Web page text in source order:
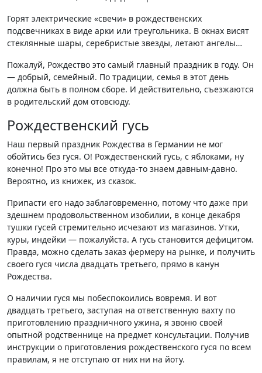
Горят электрические «свечи» в рождественских
подсвечниках в виде арки или треугольника. В окнах висят
стеклянные шары, серебристые звезды, летают ангелы…
Пожалуй, Рождество это самый главный праздник в году. Он
— добрый, семейный. По традиции, семья в этот день
должна быть в полном сборе. И действительно, съезжаются
в родительский дом отовсюду.
Рождественский гусь
Наш первый праздник Рождества в Германии не мог
обойтись без гуся. О! Рождественский гусь, с яблоками, ну
конечно! Про это мы все откуда-то знаем давным-давно.
Вероятно, из книжек, из сказок.
Припасти его надо заблаговременно, потому что даже при
здешнем продовольственном изобилии, в конце декабря
тушки гусей стремительно исчезают из магазинов. Утки,
куры, индейки — пожалуйста. А гусь становится дефицитом.
Правда, можно сделать заказ фермеру на рынке, и получить
своего гуся числа двадцать третьего, прямо в канун
Рождества.
О наличии гуся мы побеспокоились вовремя. И вот
двадцать третьего, заступая на ответственную вахту по
приготовлению праздничного ужина, я звоню своей
опытной родственнице на предмет консультации. Получив
инструкции о приготовления рождественского гуся по всем
правилам, я не отступаю от них ни на йоту.